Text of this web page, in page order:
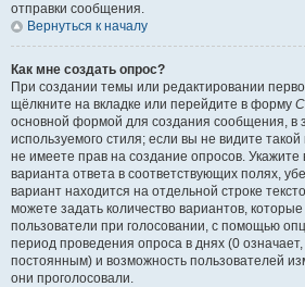
отправки сообщения.
Вернуться к началу
Как мне создать опрос?
При создании темы или редактировании
щёлкните на вкладке или перейдите в форму
основной формой для создания сообщения, в
используемого стиля; если вы не видите
не имеете прав на создание опросов. Укажите
варианта ответа в соответствующих полях,
вариант находится на отдельной строке
можете задать количество вариантов,
пользователи при голосовании, с помощью
период проведения опроса в днях (0
постоянным) и возможность пользователей
они проголосовали.